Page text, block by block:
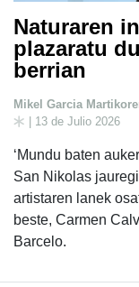
Naturaren
plazaratu
berrian
Mikel Garcia
| 13 de Julio 2026
‘Mundu baten
San Nikolas
artistaren lanek
beste, Carmen
Barcelo.